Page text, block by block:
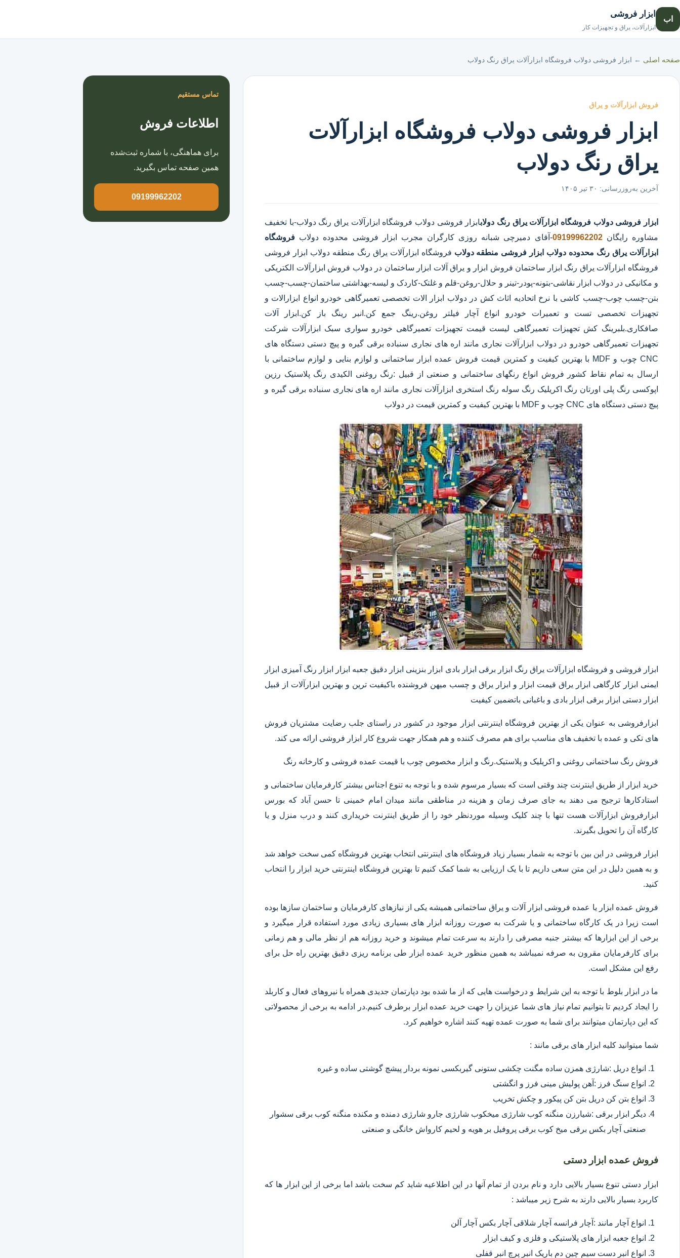
اب
ابزار فروشی
ابزارآلات، یراق و تجهیزات کار
صفحه اصلی ← ابزار فروشی دولاب فروشگاه ابزارآلات یراق رنگ دولاب
فروش ابزارآلات و یراق
ابزار فروشی دولاب فروشگاه ابزارآلات
یراق رنگ دولاب
آخرین به‌روزرسانی: ۳۰ تیر ۱۴۰۵
ابزار فروشی دولاب فروشگاه ابزارآلات یراق رنگ دولابابزار فروشی دولاب فروشگاه ابزارآلات یراق رنگ دولاب-با تخفیف
مشاوره رایگان09199962202-آقای دمیرچی شبانه روزی کارگران مجرب ابزار فروشی محدوده دولاب فروشگاه
ابزارآلات یراق رنگ محدوده دولاب ابزار فروشی منطقه دولاب فروشگاه ابزارآلات یراق رنگ منطقه دولاب ابزار فروشی
فروشگاه ابزارآلات یراق رنگ ابزار ساختمان فروش ابزار و یراق آلات ابزار ساختمان در دولاب فروش ابزارآلات الکتریکی
و مکانیکی در دولاب ابزار نقاشی-بتونه-پودر-تینر و حلال-روغن-قلم و غلتک-کاردک و لیسه-بهداشتی ساختمان-چسب-چسب
بتن-چسب چوب-چسب کاشی با نرخ اتحادیه اثاث کش در دولاب ابزار الات تخصصی تعمیرگاهی خودرو انواع ابزارالات و
تجهیزات تخصصی تست و تعمیرات خودرو انواع آچار فیلتر روغن.رینگ جمع کن.انبر رینگ باز کن.ابزار آلات
صافکاری.بلبرینگ کش تجهیزات تعمیرگاهی لیست قیمت تجهیزات تعمیرگاهی خودرو سواری سبک ابزارآلات شرکت
تجهیزات تعمیرگاهی خودرو در دولاب ابزارآلات نجاری مانند اره های نجاری سنباده برقی گیره و پیچ دستی دستگاه های
CNC چوب و MDF با بهترین کیفیت و کمترین قیمت فروش عمده ابزار ساختمانی و لوازم بنایی و لوازم ساختمانی با
ارسال به تمام نقاط کشور فروش انواع رنگهای ساختمانی و صنعتی از قبیل :رنگ روغنی الکیدی رنگ پلاستیک رزین
اپوکسی رنگ پلی اورتان رنگ اکریلیک رنگ سوله رنگ استخری ابزارآلات نجاری مانند اره های نجاری سنباده برقی گیره و
پیچ دستی دستگاه های CNC چوب و MDF با بهترین کیفیت و کمترین قیمت در دولاب
ابزار فروشی و فروشگاه ابزارآلات یراق رنگ ابزار برقی ابزار بادی ابزار بنزینی ابزار دقیق​ جعبه ابزار ابزار رنگ آمیزی ابزار
ایمنی ابزار کارگاهی ابزار یراق قیمت ابزار و ابزار یراق و چسب میهن فروشنده باکیفیت ترین و بهترین ابزارآلات از قبیل
ابزار دستی ابزار برقی ابزار بادی و باغبانی باتضمین کیفیت
ابزارفروشی به عنوان یکی از بهترین فروشگاه اینترنتی ابزار موجود در کشور در راستای جلب رضایت مشتریان فروش
های تکی و عمده با تخفیف های مناسب برای هم مصرف کننده و هم همکار جهت شروع کار ابزار فروشی ارائه می کند.
فروش رنگ ساختمانی روغنی و اکریلیک و پلاستیک.رنگ و ابزار مخصوص چوب با قیمت عمده فروشی و کارخانه رنگ
خرید ابزار از طریق اینترنت چند وقتی است که بسیار مرسوم شده و با توجه به تنوع اجناس بیشتر کارفرمایان ساختمانی و
استادکارها ترجیح می دهند به جای صرف زمان و هزینه در مناطقی مانند میدان امام خمینی تا حسن آباد که بورس
ابزارفروش ابزارآلات هست تنها با چند کلیک وسیله موردنظر خود را از طریق اینترنت خریداری کنند و درب منزل و یا
کارگاه آن را تحویل بگیرند.
ابزار فروشی در این بین با توجه به شمار بسیار زیاد فروشگاه های اینترنتی انتخاب بهترین فروشگاه کمی سخت خواهد شد
و به همین دلیل در این متن سعی داریم تا با یک ارزیابی به شما کمک کنیم تا بهترین فروشگاه اینترنتی خرید ابزار را انتخاب
کنید.
فروش عمده ابزار یا عمده فروشی ابزار آلات و یراق ساختمانی همیشه یکی از نیازهای کارفرمایان و ساختمان سازها بوده
است زیرا در یک کارگاه ساختمانی و یا شرکت به صورت روزانه ابزار های بسیاری زیادی مورد استفاده قرار میگیرد و
برخی از این ابزارها که بیشتر جنبه مصرفی را دارند به سرعت تمام میشوند و خرید روزانه هم از نظر مالی و هم زمانی
برای کارفرمایان مقرون به صرفه نمیباشد به همین منظور خرید عمده ابزار طی برنامه ریزی دقیق بهترین راه حل برای
رفع این مشکل است.
ما در ابزار بلوط با توجه به این شرایط و درخواست هایی که از ما شده بود دپارتمان جدیدی همراه با نیروهای فعال و کاربلد
را ایجاد کردیم تا بتوانیم تمام نیاز های شما عزیزان را جهت خرید عمده ابزار برطرف کنیم.در ادامه به برخی از محصولاتی
که این دپارتمان میتوانند برای شما به صورت عمده تهیه کنند اشاره خواهیم کرد.
شما میتوانید کلیه ابزار های برقی مانند :
انواع دریل :شارژی همزن ساده مگنت چکشی ستونی گیربکسی نمونه بردار پیشچ گوشتی ساده و غیره
انواع سنگ فرز :آهن پولیش مینی فرز و انگشتی
انواع بتن کن دریل بتن کن پیکور و چکش تخریب
دیگر ابزار برقی :شیارزن منگنه کوب شارژی میخکوب شارژی جارو شارژی دمنده و مکنده منگنه کوب برقی سشوار
صنعتی آچار بکس برقی میخ کوب برقی پروفیل بر هویه و لحیم کارواش خانگی و صنعتی
فروش عمده ابزار دستی
ابزار دستی تنوع بسیار بالایی دارد و نام بردن از تمام آنها در این اطلاعیه شاید کم سخت باشد اما برخی از این ابزار ها که
کاربرد بسیار بالایی دارند به شرح زیر میباشد :
انواع آچار مانند :آچار فرانسه آچار شلاقی آچار بکس آچار آلن
انواع جعبه ابزار های پلاستیکی و فلزی و کیف ابزار
انواع انبر دست سیم چین دم باریک انبر پرچ انبر قفلی
تماس مستقیم
اطلاعات فروش
برای هماهنگی، با شماره ثبت‌شده
همین صفحه تماس بگیرید.
09199962202